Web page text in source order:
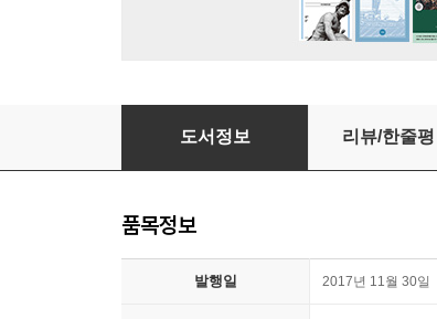
페미니즘 리부트
도서정보 리뷰/한줄평
품목정보
발행일 2017년 11월 30일